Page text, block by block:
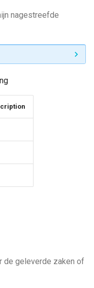
nagestreefde
de geleverde zaken of